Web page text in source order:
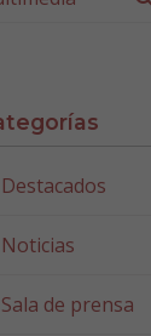
Destacados
Noticias
Sala de prensa